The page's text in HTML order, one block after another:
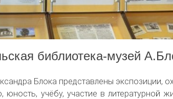
библиотека-музей
Блока представлены экспозиции,
юность, учёбу, участие в литературной